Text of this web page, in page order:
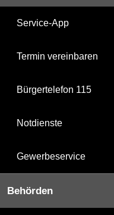
Service-App
Termin vereinbaren
Bürgertelefon 115
Notdienste
Gewerbeservice
Behörden